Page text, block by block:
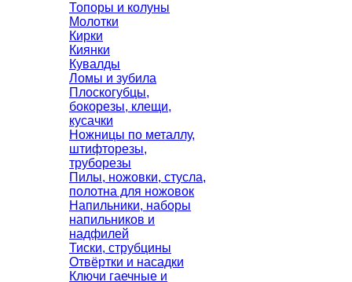
Топоры и колуны
Молотки
Кирки
Киянки
Кувалды
Ломы и зубила
Плоскогубцы,
бокорезы, клещи,
кусачки
Ножницы по металлу,
штифторезы,
труборезы
Пилы, ножовки, стусла,
полотна для ножовок
Напильники, наборы
напильников и
надфилей
Тиски, струбцины
Отвёртки и насадки
Ключи гаечные и